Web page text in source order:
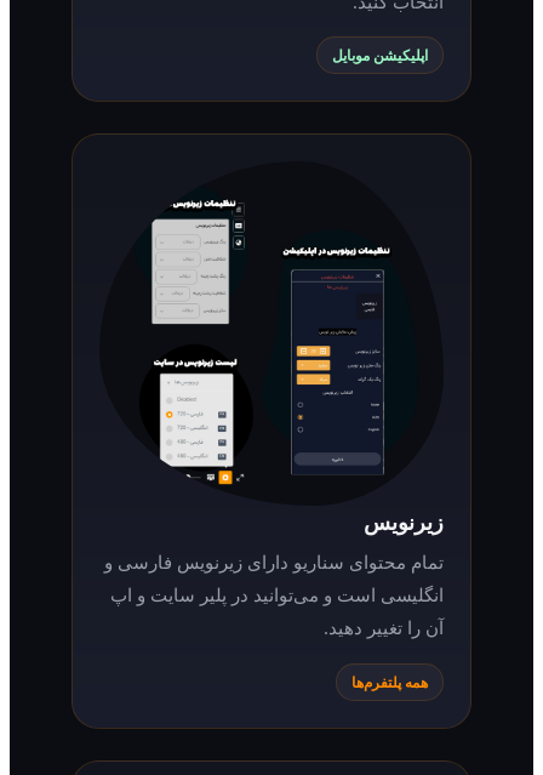
اپلیکیشن موبایل
زیرنویس
تمام محتوای سناریو دارای زیرنویس فارسی و
انگلیسی است و می‌توانید در پلیر سایت و اپ
آن را تغییر دهید.
همه پلتفرم‌ها